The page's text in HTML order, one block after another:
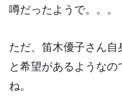
噂だったようで。。。
ただ、笛木優子さん自
と希望があるような
ね。